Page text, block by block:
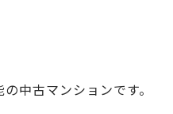
中古マンションです。